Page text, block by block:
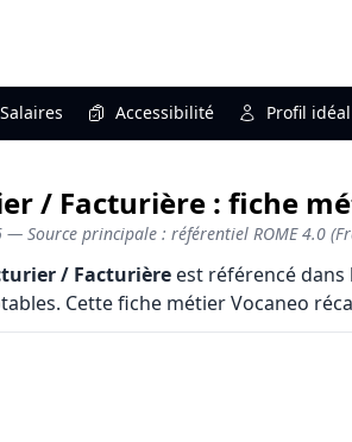
Salaires Accessibilité Profil idéal
/ Facturière : fiche
— Source principale : référentiel ROME 4.0
/ Facturière est référencé dans
Cette fiche métier Vocaneo